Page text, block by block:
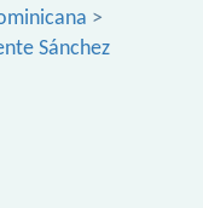
>
Sánchez